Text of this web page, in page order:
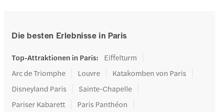
Die besten Erlebnisse in Paris
Top-Attraktionen in Paris:
Eiffelturm
Arc de Triomphe
Louvre
Katakomben von Paris
Disneyland Paris
Sainte-Chapelle
Pariser Kabarett
Paris Panthéon